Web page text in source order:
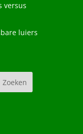
versus
luiers